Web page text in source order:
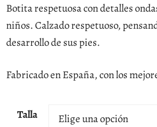
Botita respetuosa con detalles
niños. Calzado respetuoso,
desarrollo de sus pies.
Fabricado en España, con los
Talla